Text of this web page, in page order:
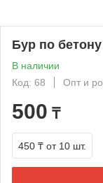
Бур по
В наличии
Код: 68
Опт и
500 ₸
450 ₸ от 10 шт.